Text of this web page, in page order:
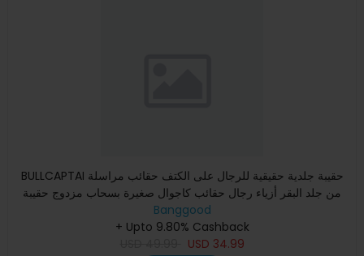
BULLCAPTAI حقيبة جلدية حقيقية للرجال على الكتف حقائب مراسلة
من جلد البقر أزياء رجال حقائب كاجوال صغيرة بسحاب مزدوج حقيبة
Banggood
+ Upto 9.80% Cashback
USD 34.99